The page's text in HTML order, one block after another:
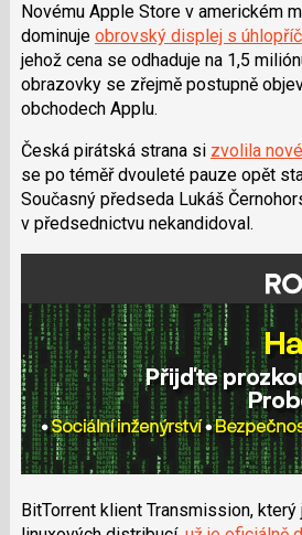
Novému Apple Store v americkém
dominuje obrovský displej s
jehož cena se odhaduje na 1,5
obrazovky se zřejmě postupně
obchodech Applu.
Česká pirátská strana si zvolila
se po téměř dvouleté pauze opět
Současný předseda Lukáš
v předsednictvu nekandidoval.
BitTorrent klient Transmission, který